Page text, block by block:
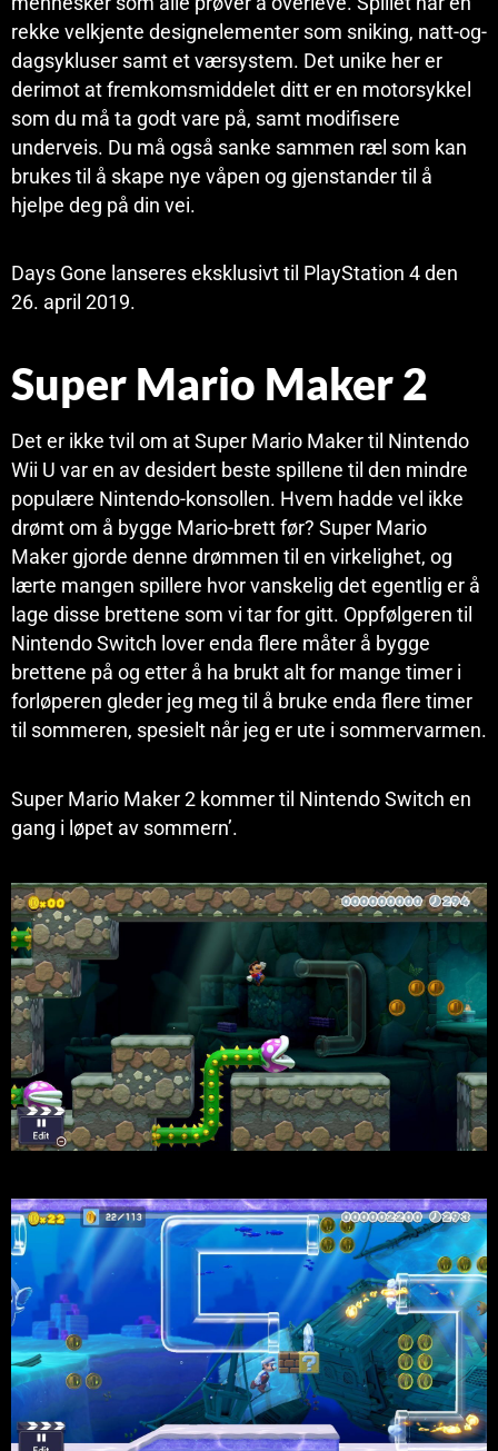
rekke velkjente designelementer som sniking, natt-og-
dagsykluser samt et værsystem. Det unike her er
derimot at fremkomsmiddelet ditt er en motorsykkel
som du må ta godt vare på, samt modifisere
underveis. Du må også sanke sammen ræl som kan
brukes til å skape nye våpen og gjenstander til å
hjelpe deg på din vei.
Days Gone lanseres eksklusivt til PlayStation 4 den
26. april 2019.
Super Mario Maker 2
Det er ikke tvil om at Super Mario Maker til Nintendo
Wii U var en av desidert beste spillene til den mindre
populære Nintendo-konsollen. Hvem hadde vel ikke
drømt om å bygge Mario-brett før? Super Mario
Maker gjorde denne drømmen til en virkelighet, og
lærte mangen spillere hvor vanskelig det egentlig er å
lage disse brettene som vi tar for gitt. Oppfølgeren til
Nintendo Switch lover enda flere måter å bygge
brettene på og etter å ha brukt alt for mange timer i
forløperen gleder jeg meg til å bruke enda flere timer
til sommeren, spesielt når jeg er ute i sommervarmen.
Super Mario Maker 2 kommer til Nintendo Switch en
gang i løpet av sommern’.